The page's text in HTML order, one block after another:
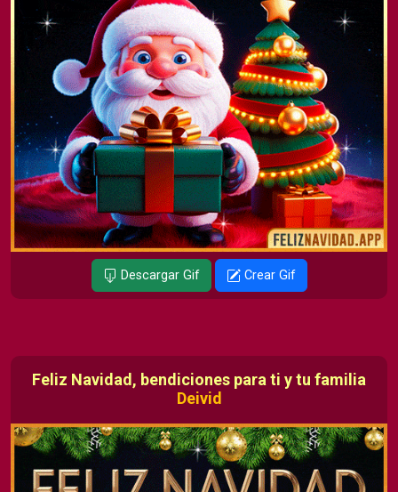
Descargar Gif Crear Gif
Feliz Navidad, bendiciones para ti y tu familia
Deivid